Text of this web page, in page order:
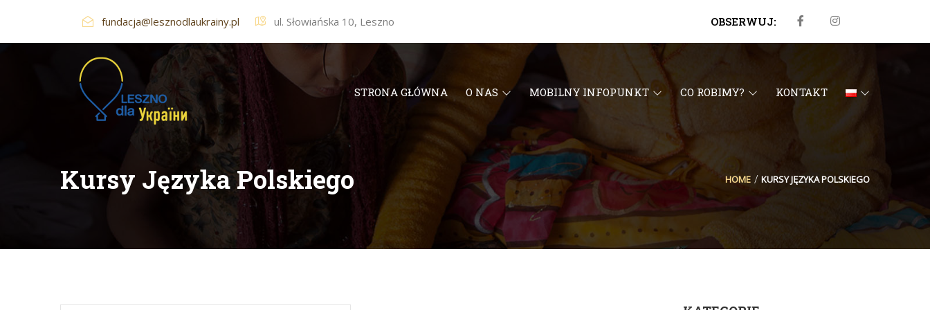
fundacja@lesznodlaukrainy.pl ul. Słowiańska 10, Leszno OBSERWUJ:
STRONA GŁÓWNA O NAS MOBILNY INFOPUNKT CO ROBIMY? KONTAKT
Kursy Języka Polskiego HOME KURSY JĘZYKA POLSKIEGO